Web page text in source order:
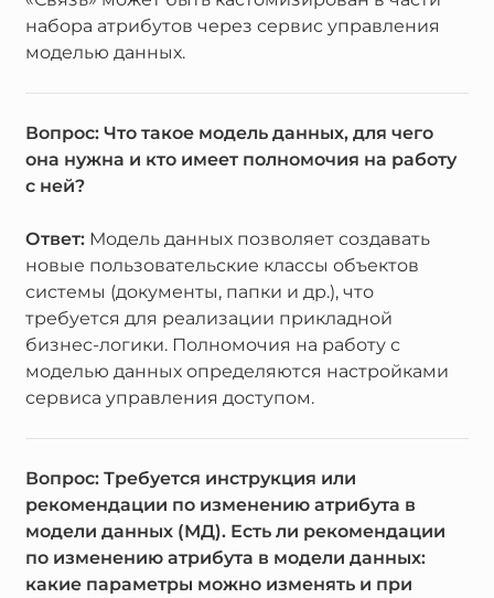
набора атрибутов через сервис управления
моделью данных.
Вопрос: Что такое модель данных, для чего
она нужна и кто имеет полномочия на работу
с ней?
Ответ:Модель данных позволяет создавать
новые пользовательские классы объектов
системы (документы, папки и др.), что
требуется для реализации прикладной
бизнес-логики. Полномочия на работу с
моделью данных определяются настройками
сервиса управления доступом.
Вопрос: Требуется инструкция или
рекомендации по изменению атрибута в
модели данных (МД). Есть ли рекомендации
по изменению атрибута в модели данных:
какие параметры можно изменять и при